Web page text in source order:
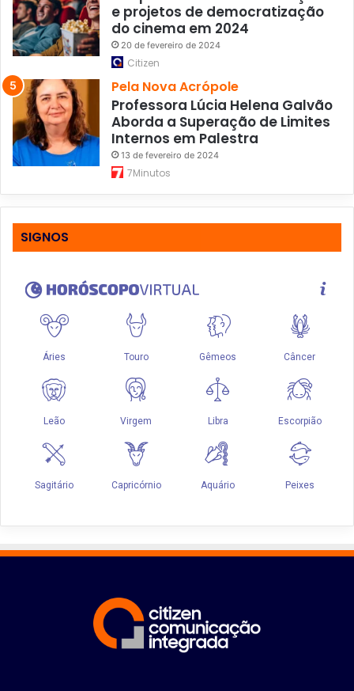
a
e
a
e
s
o
c
o
o
e projetos de democratização
do cinema em 2024
20 de fevereiro de 2024
Citizen
Pela Nova Acrópole
Professora Lúcia Helena Galvão
Aborda a Superação de Limites
Internos em Palestra
13 de fevereiro de 2024
7Minutos
SIGNOS